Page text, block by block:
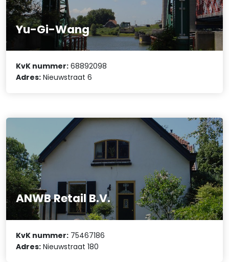
Yu-Gi-Wang
KvK nummer: 68892098
Adres: Nieuwstraat 6
ANWB Retail B.V.
KvK nummer: 75467186
Adres: Nieuwstraat 180